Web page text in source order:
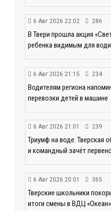
6 Авг 2026 22:02 286
В Твери прошла акция
ребенка видимым для
6 Авг 2026 21:15 234
Водителям региона
перевозки детей в машине
6 Авг 2026 21:01 239
Триумф на воде: Тверская
и командный зачёт
6 Авг 2026 20:01 365
Тверские школьники
итоги смены в ВДЦ «Океан»